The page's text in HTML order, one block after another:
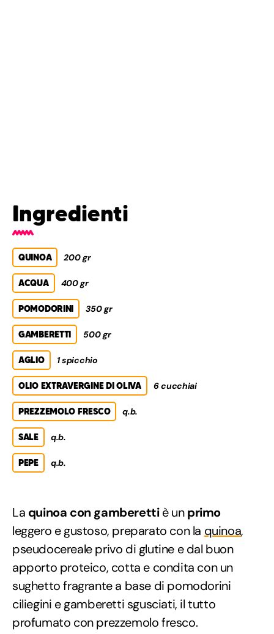
Ingredienti
QUINOA 200 gr
ACQUA 400 gr
POMODORINI 350 gr
GAMBERETTI 500 gr
AGLIO 1 spicchio
OLIO EXTRAVERGINE DI OLIVA 6 cucchiai
PREZZEMOLO FRESCO q.b.
SALE q.b.
PEPE q.b.
La quinoa con gamberettiè unprimo
leggero e gustoso, preparato con la quinoa,
pseudocereale privo di glutine e dal buon
apporto proteico, cotta e condita con un
sughetto fragrante a base di pomodorini
ciliegini e gamberetti sgusciati, il tutto
profumato con prezzemolo fresco.